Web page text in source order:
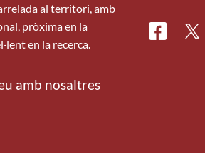
al territori, amb
pròxima en la
en la recerca.
amb nosaltres
Facebook